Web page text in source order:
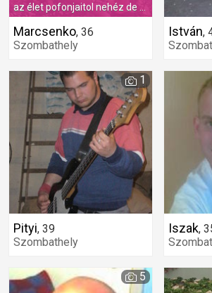
Marcsenko, 36
Szombathely
István,
Pityi, 39
Szombathely
1
Iszak,
5